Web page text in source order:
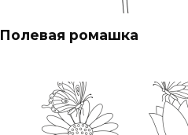
Полевая ромашка